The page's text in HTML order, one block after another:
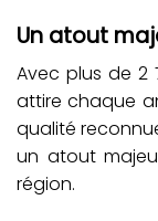
Un atout
Avec plus de 2
attire chaque
qualité
un atout
région.